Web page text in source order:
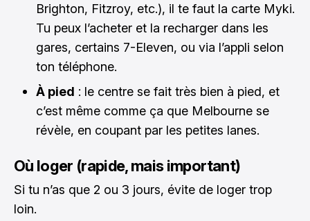
Brighton, Fitzroy, etc.), il te faut la carte Myki.
Tu peux l’acheter et la recharger dans les
gares, certains 7-Eleven, ou via l’appli selon
ton téléphone.
À pied : le centre se fait très bien à pied, et
c’est même comme ça que Melbourne se
révèle, en coupant par les petites lanes.
Où loger (rapide, mais important)
Si tu n’as que 2 ou 3 jours, évite de loger trop
loin.